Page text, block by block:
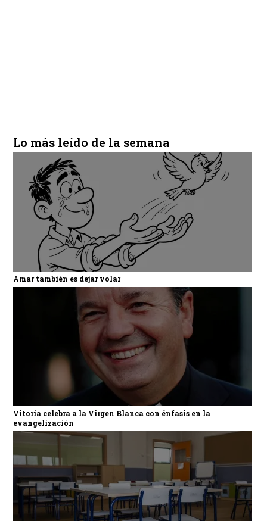
Lo más leído de la semana
Amar también es dejar volar
Vitoria celebra a la Virgen Blanca con énfasis en la
evangelización